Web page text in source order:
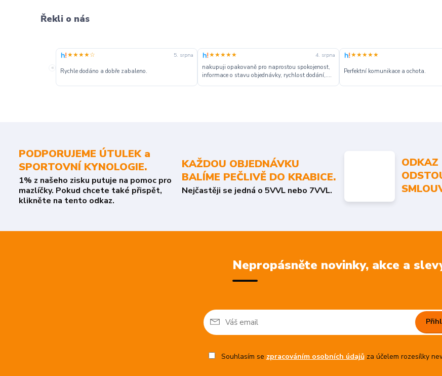
Řekli o nás
«
★★★★☆ 5. srpna
Rychle dodáno a dobře zabaleno.
★★★★★ 4. srpna
nakupuji opakovaně pro naprostou spokojenost,
informace o stavu objednávky, rychlost dodání,....
★★★★★
Perfektní komunikace a ochota.
PODPORUJEME ÚTULEK a
SPORTOVNÍ KYNOLOGIE.
1% z našeho zisku putuje na pomoc pro
mazlíčky. Pokud chcete také přispět,
klikněte na tento odkaz.
KAŽDOU OBJEDNÁVKU
BALÍME PEČLIVĚ DO KRABICE.
Nejčastěji se jedná o 5VVL nebo 7VVL.
ODKAZ
Nepropásněte novinky, akce a
Souhlasím se zpracováním osobních údajůza účelem rozesílky